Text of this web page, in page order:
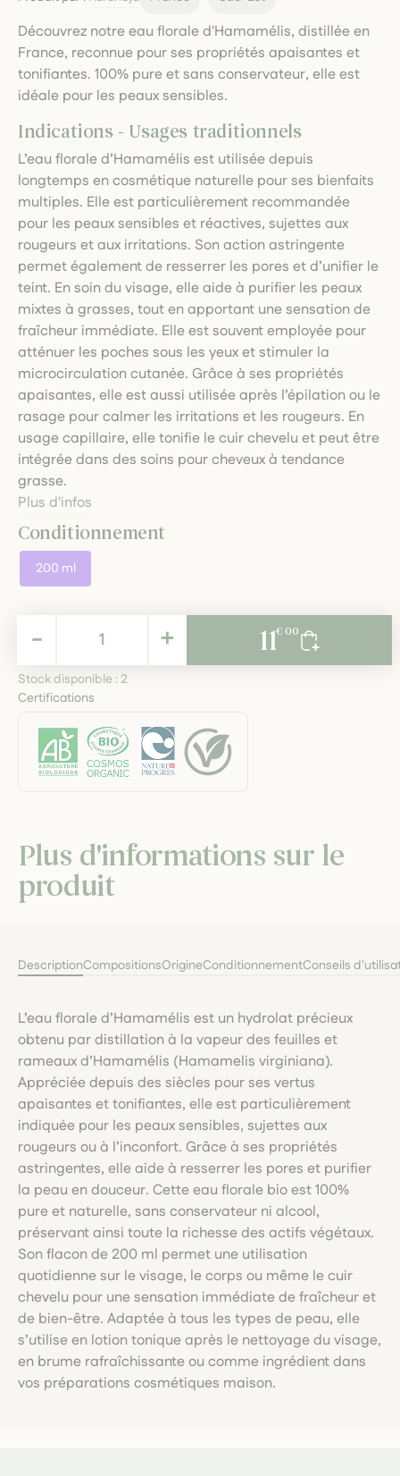
Découvrez notre eau florale d'Hamamélis, distillée en
France, reconnue pour ses propriétés apaisantes et
tonifiantes. 100% pure et sans conservateur, elle est
idéale pour les peaux sensibles.
Indications - Usages traditionnels
L’eau florale d’Hamamélis est utilisée depuis
longtemps en cosmétique naturelle pour ses bienfaits
multiples. Elle est particulièrement recommandée
pour les peaux sensibles et réactives, sujettes aux
rougeurs et aux irritations. Son action astringente
permet également de resserrer les pores et d’unifier le
teint. En soin du visage, elle aide à purifier les peaux
mixtes à grasses, tout en apportant une sensation de
fraîcheur immédiate. Elle est souvent employée pour
atténuer les poches sous les yeux et stimuler la
microcirculation cutanée. Grâce à ses propriétés
apaisantes, elle est aussi utilisée après l’épilation ou le
rasage pour calmer les irritations et les rougeurs. En
usage capillaire, elle tonifie le cuir chevelu et peut être
intégrée dans des soins pour cheveux à tendance
grasse.
Plus d'infos
Conditionnement
200 ml
11,00 € +
- 11€ 00
Stock disponible : 2
Certifications
Plus d'informations sur le
produit
DescriptionCompositionsOrigineConditionnementConseils
L’eau florale d’Hamamélis est un hydrolat précieux
obtenu par distillation à la vapeur des feuilles et
rameaux d’Hamamélis (Hamamelis virginiana).
Appréciée depuis des siècles pour ses vertus
apaisantes et tonifiantes, elle est particulièrement
indiquée pour les peaux sensibles, sujettes aux
rougeurs ou à l’inconfort. Grâce à ses propriétés
astringentes, elle aide à resserrer les pores et purifier
la peau en douceur. Cette eau florale bio est 100%
pure et naturelle, sans conservateur ni alcool,
préservant ainsi toute la richesse des actifs végétaux.
Son flacon de 200 ml permet une utilisation
quotidienne sur le visage, le corps ou même le cuir
chevelu pour une sensation immédiate de fraîcheur et
de bien-être. Adaptée à tous les types de peau, elle
s’utilise en lotion tonique après le nettoyage du visage,
en brume rafraîchissante ou comme ingrédient dans
vos préparations cosmétiques maison.